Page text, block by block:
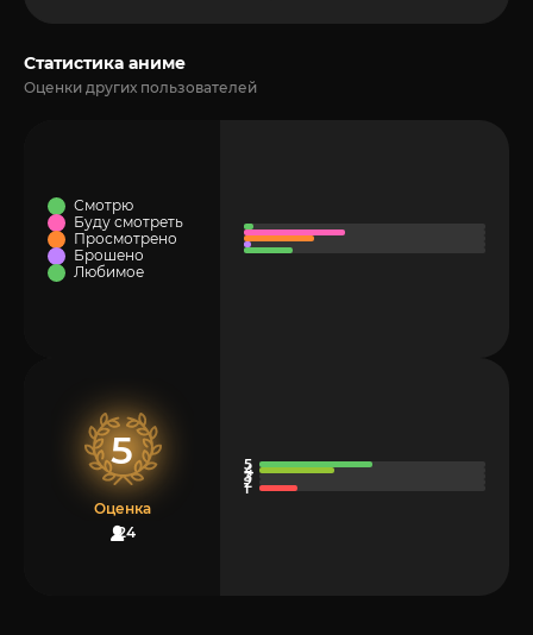
Статистика аниме
Оценки других пользователей
Смотрю
Буду смотреть
Просмотрено
Брошено
Любимое
5
Оценка
24